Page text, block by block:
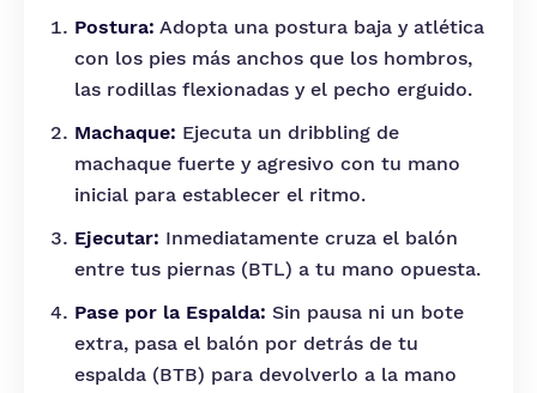
Postura: Adopta una postura baja y atlética
con los pies más anchos que los hombros,
las rodillas flexionadas y el pecho erguido.
Machaque: Ejecuta un dribbling de
machaque fuerte y agresivo con tu mano
inicial para establecer el ritmo.
Ejecutar: Inmediatamente cruza el balón
entre tus piernas (BTL) a tu mano opuesta.
Pase por la Espalda: Sin pausa ni un bote
extra, pasa el balón por detrás de tu
espalda (BTB) para devolverlo a la mano